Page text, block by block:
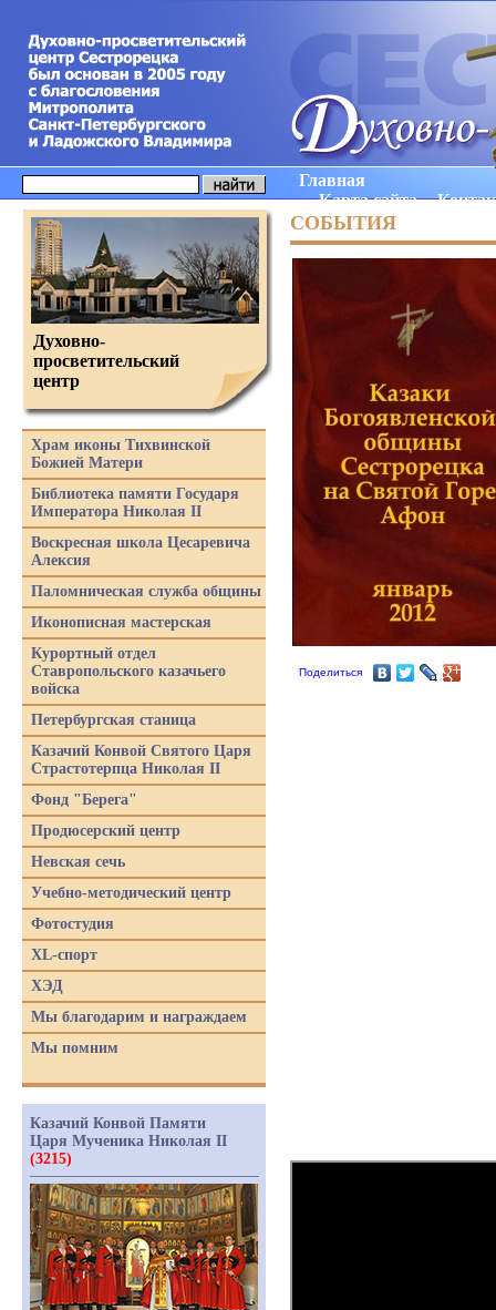
Главная
Карта сайта
СОБЫТИЯ
Поделиться
Духовно-
просветительский
центр
Храм иконы Тихвинской
Божией Матери
Библиотека памяти Государя
Императора Николая II
Воскресная школа Цесаревича
Алексия
Паломническая служба общины
Иконописная мастерская
Курортный отдел
Ставропольского казачьего
войска
Петербургская станица
Казачий Конвой Святого Царя
Страстотерпца Николая II
Фонд "Берега"
Продюсерский центр
Невская сечь
Учебно-методический центр
Фотостудия
XL-спорт
ХЭД
Мы благодарим и награждаем
Мы помним
Казачий Конвой Памяти
Царя Мученика Николая II
(3215)